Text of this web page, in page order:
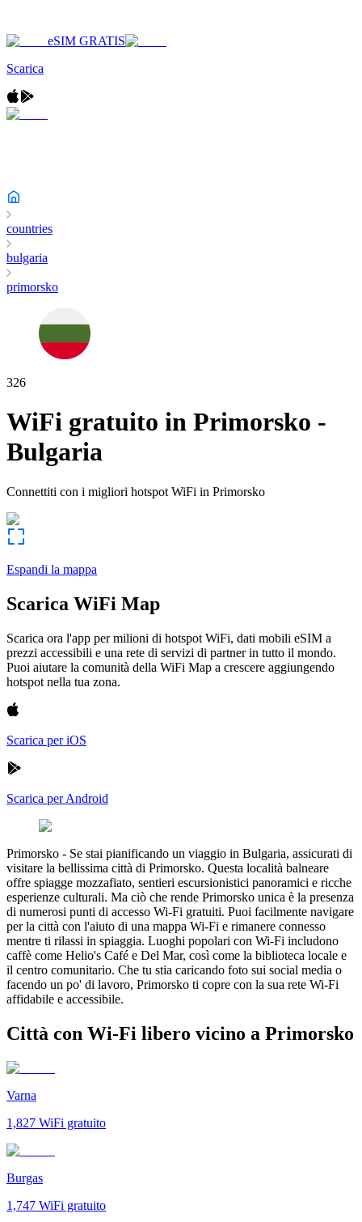
eSIM GRATIS
Scarica
countries
bulgaria
primorsko
326
WiFi gratuito in Primorsko -
Bulgaria
Connettiti con i migliori hotspot WiFi in Primorsko
Espandi la mappa
Scarica WiFi Map
Scarica ora l'app per milioni di hotspot WiFi, dati mobili eSIM a
prezzi accessibili e una rete di servizi di partner in tutto il mondo.
Puoi aiutare la comunità della WiFi Map a crescere aggiungendo
hotspot nella tua zona.
Scarica per iOS
Scarica per Android
Primorsko - Se stai pianificando un viaggio in Bulgaria, assicurati di
visitare la bellissima città di Primorsko. Questa località balneare
offre spiagge mozzafiato, sentieri escursionistici panoramici e ricche
esperienze culturali. Ma ciò che rende Primorsko unica è la presenza
di numerosi punti di accesso Wi-Fi gratuiti. Puoi facilmente navigare
per la città con l'aiuto di una mappa Wi-Fi e rimanere connesso
mentre ti rilassi in spiaggia. Luoghi popolari con Wi-Fi includono
caffè come Helio's Café e Del Mar, così come la biblioteca locale e
il centro comunitario. Che tu stia caricando foto sui social media o
facendo un po' di lavoro, Primorsko ti copre con la sua rete Wi-Fi
affidabile e accessibile.
Città con Wi-Fi libero vicino a Primorsko
Varna
1,827 WiFi gratuito
Burgas
1,747 WiFi gratuito